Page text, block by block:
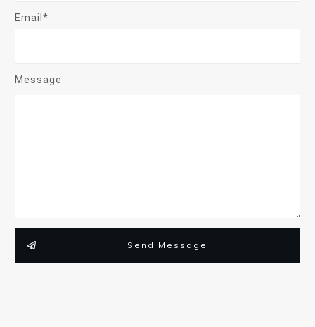
Email*
Message
Send Message